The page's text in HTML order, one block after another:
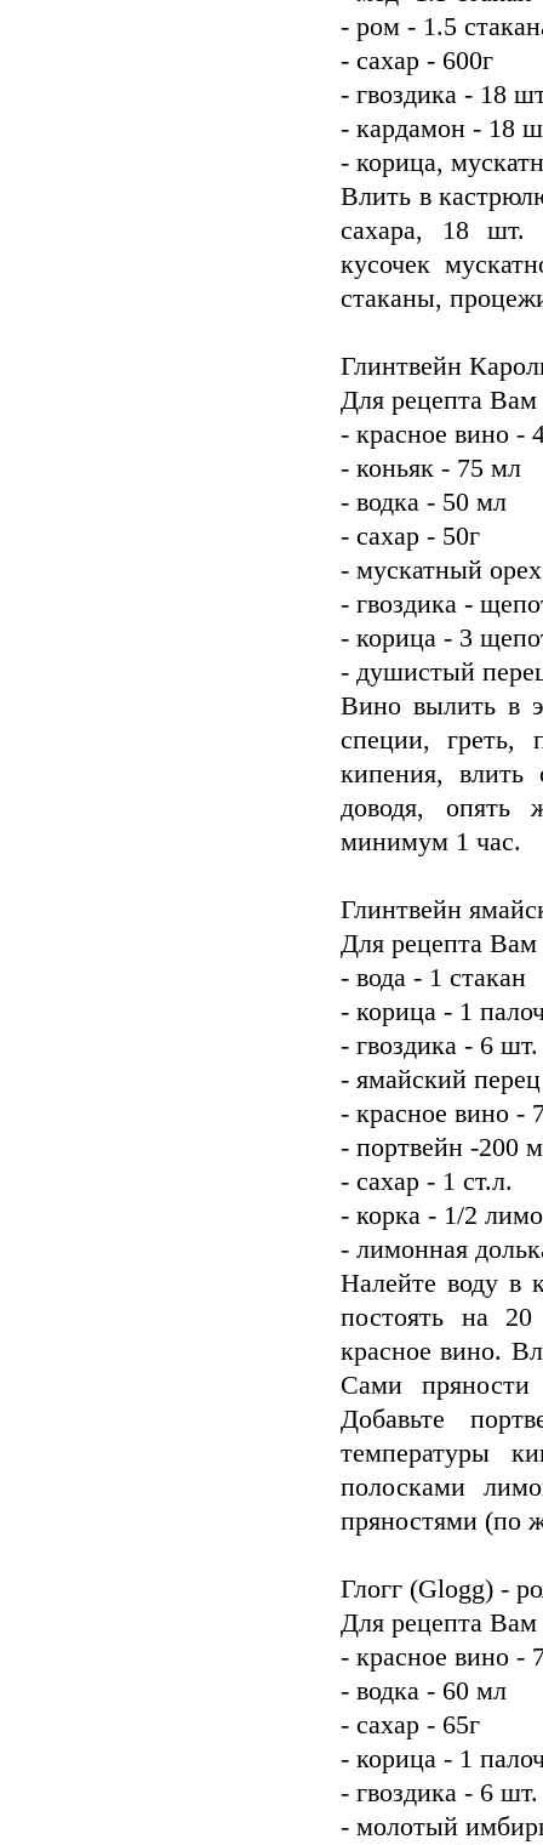
- ром - 1.5
- сахар - 600г
- гвоздика - 18
- кардамон - 18
- корица,
Влить в
сахара, 18 шт.
кусочек
стаканы,
Глинтвейн
Для рецепта Вам
- красное вино -
- коньяк - 75 мл
- водка - 50 мл
- сахар - 50г
- мускатный
- гвоздика -
- корица - 3
- душистый
Вино вылить в
специи, греть,
кипения, влить
доводя, опять
минимум 1 час.
Глинтвейн
Для рецепта Вам
- вода - 1 стакан
- корица - 1
- гвоздика - 6 шт.
- ямайский
- красное вино -
- портвейн -200
- сахар - 1 ст.л.
- корка - 1/2
- лимонная
Налейте воду в
постоять на
красное вино.
Сами
Добавьте
температуры
полосками
пряностями (по
Глогг (Glogg) -
Для рецепта Вам
- красное вино -
- водка - 60 мл
- сахар - 65г
- корица - 1
- гвоздика - 6 шт.
- молотый